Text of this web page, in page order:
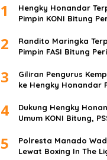
1
Hengky Honandar
Pimpin KONI Bitung
2
Randito Maringka
Pimpin FASI Bitung
3
Giliran Pengurus
ke Hengky Honandar
4
Dukung Hengky
Umum KONI Bitung,
5
Polresta Manado
Lewat Boxing In The